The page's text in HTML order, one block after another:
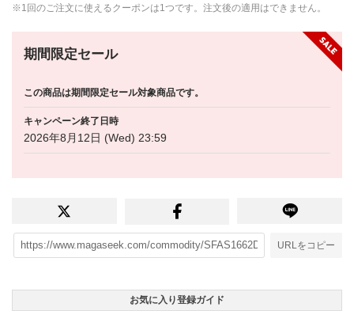
※1回のご注文に使えるクーポンは1つです。注文後の適用はできません。
期間限定セール
この商品は期間限定セール対象商品です。
キャンペーン終了日時
2026年8月12日 (Wed) 23:59
URLをコピー
お気に入り登録ガイド